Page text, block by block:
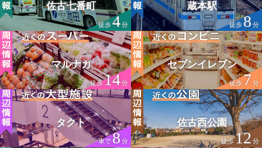
佐古七番町
徒歩4分
蔵本駅
徒歩8 分
マルナカ
徒歩14分
セブンイレブン
徒歩7分
タクト
車で8分
佐古西公園
徒歩12 分